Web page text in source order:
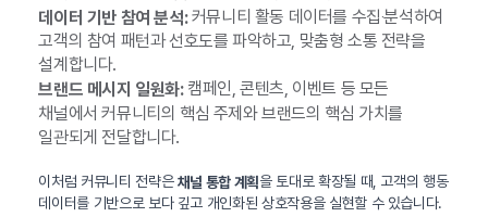
데이터 기반 참여 분석:커뮤니티 활동 데이터를 수집‧분석하여
고객의 참여 패턴과 선호도를 파악하고, 맞춤형 소통 전략을
설계합니다.
브랜드 메시지 일원화:캠페인, 콘텐츠, 이벤트 등 모든
채널에서 커뮤니티의 핵심 주제와 브랜드의 핵심 가치를
일관되게 전달합니다.
이처럼 커뮤니티 전략은채널 통합 계획을 토대로 확장될 때, 고객의 행동
데이터를 기반으로 보다 깊고 개인화된 상호작용을 실현할 수 있습니다.